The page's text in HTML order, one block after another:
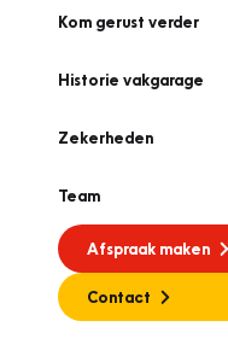
Kom gerust verder
Historie vakgarage
Zekerheden
Team
Afspraak maken
Contact